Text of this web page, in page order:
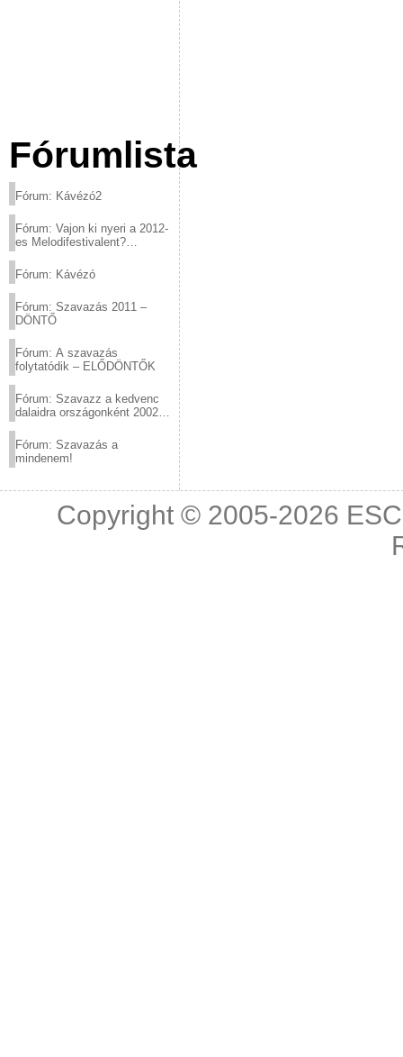
Fórumlista
Fórum: Kávézó2
Fórum: Vajon ki nyeri a 2012-
es Melodifestivalent?
Fórum: Kávézó
Fórum: Szavazás 2011 –
DÖNTŐ
Fórum: A szavazás
folytatódik – ELŐDÖNTŐK
Fórum: Szavazz a kedvenc
dalaidra országonként 2002
Fórum: Szavazás a
mindenem!
Copyright © 2005-2026